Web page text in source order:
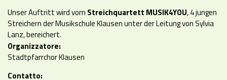
Unser Auftritt wird vom Streichquartett MUSIK4YOU, 4 jungen
Streichern der Musikschule Klausen unter der Leitung von Sylvia
Lanz, bereichert.
Organizzatore:
Stadtpfarrchor Klausen
Contatto: